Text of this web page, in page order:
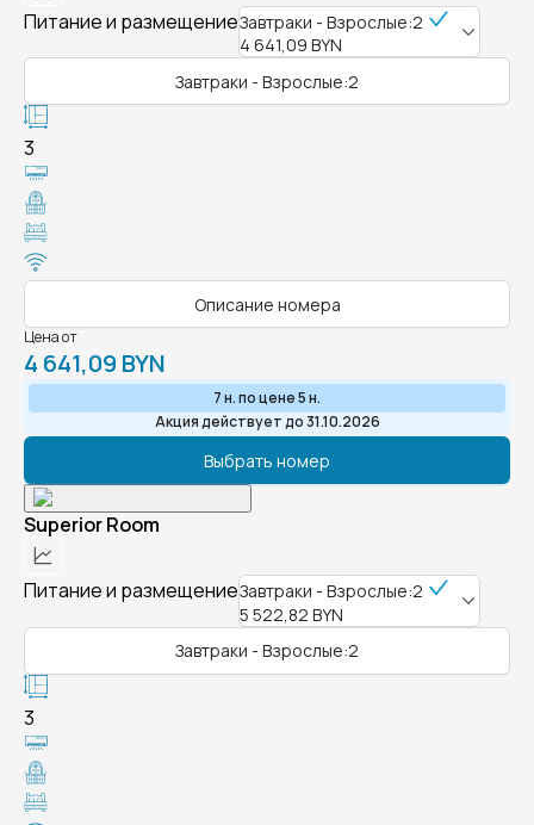
Питание и размещениеЗавтраки - Взрослые:2
4 641,09 BYN
Завтраки - Взрослые:2
3
Описание номера
Цена от
4 641,09 BYN
7 н. по цене 5 н.
Акция действует до 31.10.2026
Выбрать номер
Superior Room
Питание и размещениеЗавтраки - Взрослые:2
5 522,82 BYN
Завтраки - Взрослые:2
3